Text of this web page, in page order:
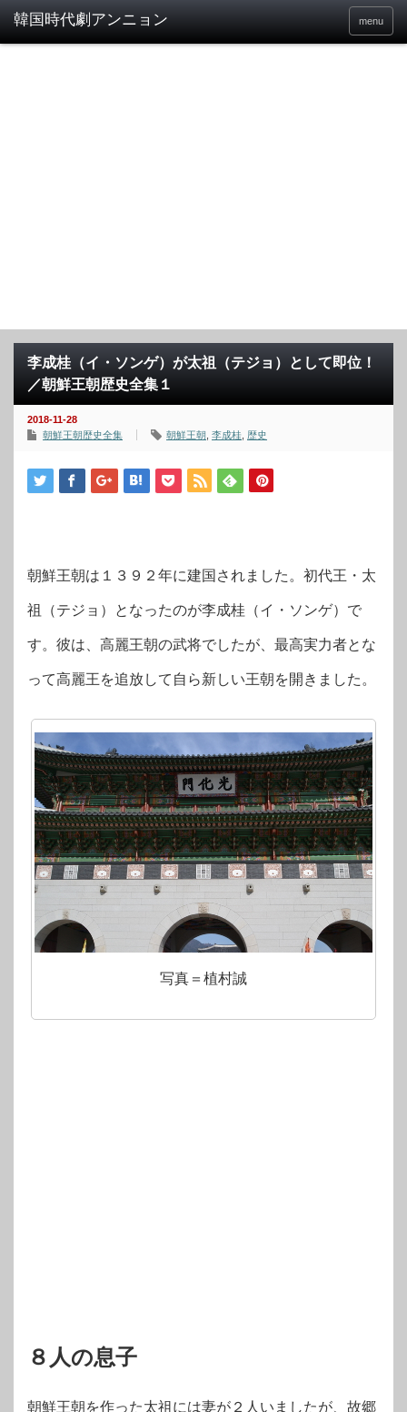
menu
李成桂（イ・ソンゲ）が太祖（テジョ）として即位！
／朝鮮王朝歴史全集１
2018-11-28
朝鮮王朝歴史全集
朝鮮王朝 李成桂 歴史
朝鮮王朝は１３９２年に建国されました。初代王・太
祖（テジョ）となったのが李成桂（イ・ソンゲ）で
す。彼は、高麗王朝の武将でしたが、最高実力者とな
って高麗王を追放して自ら新しい王朝を開きました。
写真＝植村誠
８人の息子
朝鮮王朝を作った太祖には妻が２人いましたが、故郷